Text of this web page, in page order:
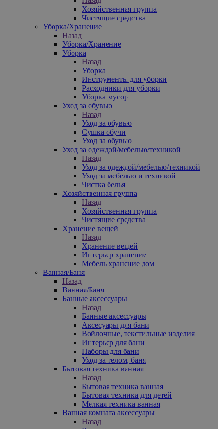
Хозяйственная группа
Чистящие средства
Уборка/Хранение
Назад
Уборка/Хранение
Уборка
Назад
Уборка
Инструменты для уборки
Расходники для уборки
Уборка-мусор
Уход за обувью
Назад
Уход за обувью
Сушка обучи
Уход за обувью
Уход за одеждой/мебелью/техникой
Назад
Уход за одеждой/мебелью/техникой
Уход за мебелью и техникой
Чистка белья
Хозяйственная группа
Назад
Хозяйственная группа
Чистящие средства
Хранение вещей
Назад
Хранение вещей
Интерьер хранение
Мебель хранение дом
Ванная/Баня
Назад
Ванная/Баня
Банные аксессуары
Назад
Банные аксессуары
Аксесуары для бани
Войлочные, текстильные изделия
Интерьер для бани
Наборы для бани
Уход за телом, баня
Бытовая техника ванная
Назад
Бытовая техника ванная
Бытовая техника для детей
Мелкая техника ванная
Ванная комната аксессуары
Назад